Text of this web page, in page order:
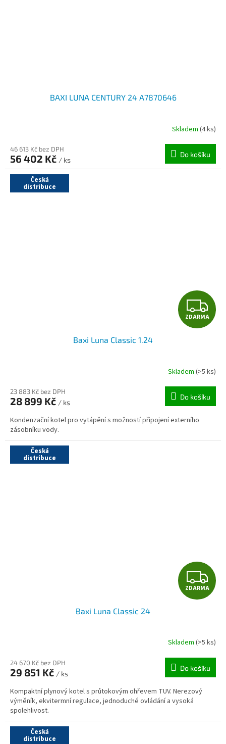
BAXI LUNA CENTURY 24 A7870646
Skladem (4 ks)
46 613 Kč bez DPH
56 402 Kč / ks
Do košíku
Česká
distribuce
Z
D
R
M
A
ZDARMA
Baxi Luna Classic 1.24
Skladem (>5 ks)
23 883 Kč bez DPH
28 899 Kč / ks
Do košíku
Kondenzační kotel pro vytápění s možností připojení externího
zásobníku vody.
Česká
distribuce
Z
D
R
M
A
ZDARMA
Baxi Luna Classic 24
Skladem (>5 ks)
24 670 Kč bez DPH
29 851 Kč / ks
Do košíku
Kompaktní plynový kotel s průtokovým ohřevem TUV. Nerezový
výměník, ekvitermní regulace, jednoduché ovládání a vysoká
spolehlivost.
Česká
distribuce